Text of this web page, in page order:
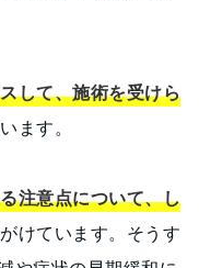
して、施術を受けら
ます。
注意点について、し
けています。そうす